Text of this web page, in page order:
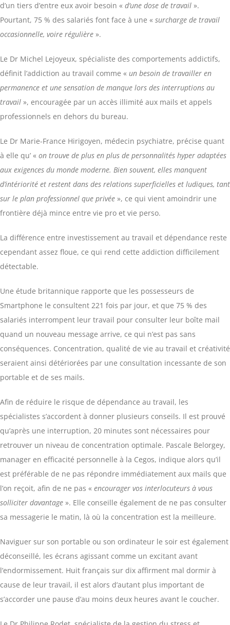
d’un tiers d’entre eux avoir besoin « d’une dose de travail ».
Pourtant, 75 % des salariés font face à une « surcharge de travail
occasionnelle, voire régulière ».
Le Dr Michel Lejoyeux, spécialiste des comportements addictifs,
définit l’addiction au travail comme « un besoin de travailler en
permanence et une sensation de manque lors des interruptions au
travail », encouragée par un accès illimité aux mails et appels
professionnels en dehors du bureau.
Le Dr Marie-France Hirigoyen, médecin psychiatre, précise quant
à elle qu’ « on trouve de plus en plus de personnalités hyper adaptées
aux exigences du monde moderne. Bien souvent, elles manquent
d’intériorité et restent dans des relations superficielles et ludiques, tant
sur le plan professionnel que privée », ce qui vient amoindrir une
frontière déjà mince entre vie pro et vie perso.
La différence entre investissement au travail et dépendance reste
cependant assez floue, ce qui rend cette addiction difficilement
détectable.
Une étude britannique rapporte que les possesseurs de
Smartphone le consultent 221 fois par jour, et que 75 % des
salariés interrompent leur travail pour consulter leur boîte mail
quand un nouveau message arrive, ce qui n’est pas sans
conséquences. Concentration, qualité de vie au travail et créativité
seraient ainsi détériorées par une consultation incessante de son
portable et de ses mails.
Afin de réduire le risque de dépendance au travail, les
spécialistes s’accordent à donner plusieurs conseils. Il est prouvé
qu’après une interruption, 20 minutes sont nécessaires pour
retrouver un niveau de concentration optimale. Pascale Belorgey,
manager en efficacité personnelle à la Cegos, indique alors qu’il
est préférable de ne pas répondre immédiatement aux mails que
l’on reçoit, afin de ne pas « encourager vos interlocuteurs à vous
solliciter davantage ». Elle conseille également de ne pas consulter
sa messagerie le matin, là où la concentration est la meilleure.
Naviguer sur son portable ou son ordinateur le soir est également
déconseillé, les écrans agissant comme un excitant avant
l’endormissement. Huit français sur dix affirment mal dormir à
cause de leur travail, il est alors d’autant plus important de
s’accorder une pause d’au moins deux heures avant le coucher.